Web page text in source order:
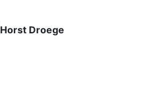
Horst Droege